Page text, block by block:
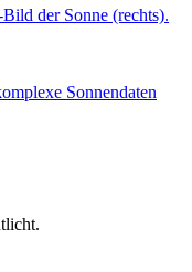
Sonnendaten